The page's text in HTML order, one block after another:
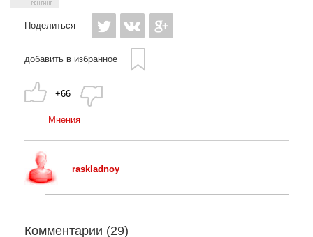
Поделиться
добавить в избранное
+66
Мнения
raskladnoy
Комментарии (29)